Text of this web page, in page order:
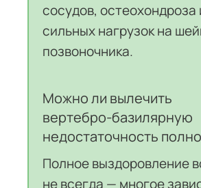
сосудов, остеохондроза
сильных нагрузок на
позвоночника.
Можно ли вылечить
вертебро‑базилярную
недостаточность
Полное выздоровление
не всегда — многое